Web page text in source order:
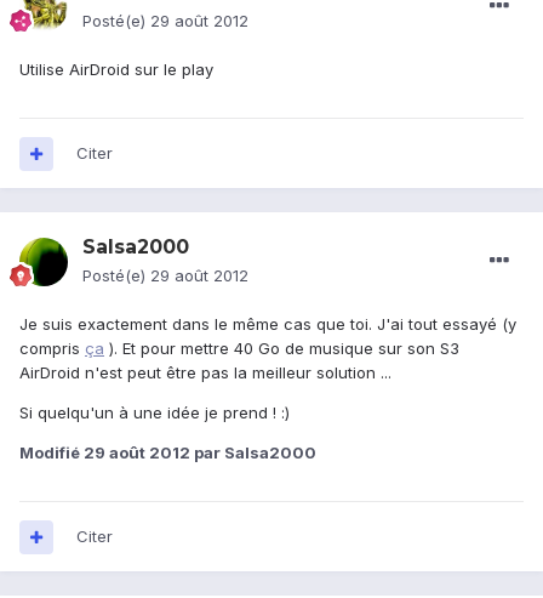
Posté(e) 29 août 2012
Utilise AirDroid sur le play
Citer
Salsa2000
Posté(e) 29 août 2012
Je suis exactement dans le même cas que toi. J'ai tout essayé (y
compris ça ). Et pour mettre 40 Go de musique sur son S3
AirDroid n'est peut être pas la meilleur solution ...
Si quelqu'un à une idée je prend ! :)
Modifié 29 août 2012 par Salsa2000
Citer